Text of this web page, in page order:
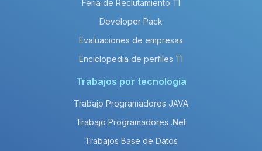
Feria de Reclutamiento TI
Developer Pack
Evaluaciones de empresas
Enciclopedia de perfiles TI
Trabajos por tecnología
Trabajo Programadores JAVA
Trabajo Programadores .Net
Trabajos Base de Datos